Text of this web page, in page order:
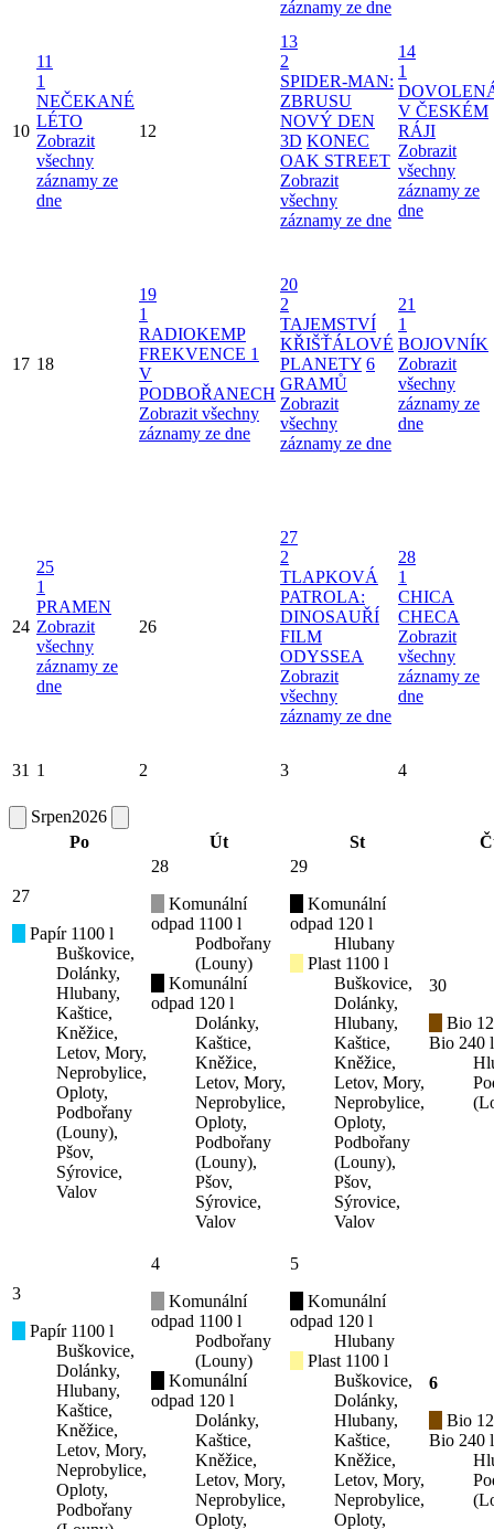
záznamy ze dne
10
11
1
NEČEKANÉ
LÉTO
Zobrazit
všechny
záznamy ze
dne
12
13
2
SPIDER-MAN:
ZBRUSU
NOVÝ DEN
3D KONEC
OAK STREET
Zobrazit
všechny
záznamy ze dne
14
1
V ČESKÉM
RÁJI
Zobrazit
všechny
záznamy ze
dne
17 18
19
1
RADIOKEMP
FREKVENCE 1
V
PODBOŘANECH
Zobrazit všechny
záznamy ze dne
20
2
TAJEMSTVÍ
KŘIŠŤÁLOVÉ
PLANETY 6
GRAMŮ
Zobrazit
všechny
záznamy ze dne
21
1
BOJOVNÍK
Zobrazit
všechny
záznamy ze
dne
24
25
1
PRAMEN
Zobrazit
všechny
záznamy ze
dne
26
27
2
TLAPKOVÁ
PATROLA:
DINOSAUŘÍ
FILM
ODYSSEA
Zobrazit
všechny
záznamy ze dne
28
1
CHICA
CHECA
Zobrazit
všechny
záznamy ze
dne
31 1 2 3 4
Srpen2026
Po
Út St
27
Papír 1100 l
Buškovice,
Dolánky,
Hlubany,
Kaštice,
Kněžice,
Letov, Mory,
Neprobylice,
Oploty,
Podbořany
(Louny),
Pšov,
Sýrovice,
Valov
28
Komunální
odpad 1100 l
Podbořany
(Louny)
Komunální
odpad 120 l
Dolánky,
Kaštice,
Kněžice,
Letov, Mory,
Neprobylice,
Oploty,
Podbořany
(Louny),
Pšov,
Sýrovice,
Valov
29
Komunální
odpad 120 l
Hlubany
Plast 1100 l
Buškovice,
Dolánky,
Hlubany,
Kaštice,
Kněžice,
Letov, Mory,
Neprobylice,
Oploty,
Podbořany
(Louny),
Pšov,
Sýrovice,
Valov
30
Bio
Bio 240 l
3
Papír 1100 l
Buškovice,
Dolánky,
Hlubany,
Kaštice,
Kněžice,
Letov, Mory,
Neprobylice,
Oploty,
Podbořany
4
Komunální
odpad 1100 l
Podbořany
(Louny)
Komunální
odpad 120 l
Dolánky,
Kaštice,
Kněžice,
Letov, Mory,
Neprobylice,
Oploty,
5
Komunální
odpad 120 l
Hlubany
Plast 1100 l
Buškovice,
Dolánky,
Hlubany,
Kaštice,
Kněžice,
Letov, Mory,
Neprobylice,
Oploty,
6
Bio
Bio 240 l